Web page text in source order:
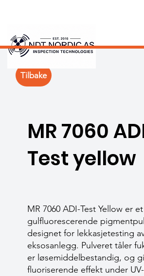
MR 7060
Test yellow
MR 7060 ADI-Test Yellow er et
gulfluorescerende
designet for lekkasjetesting
eksosanlegg. Pulveret tåler
er løsemiddelbestandig, og
fluoriserende effekt under
Tilbake